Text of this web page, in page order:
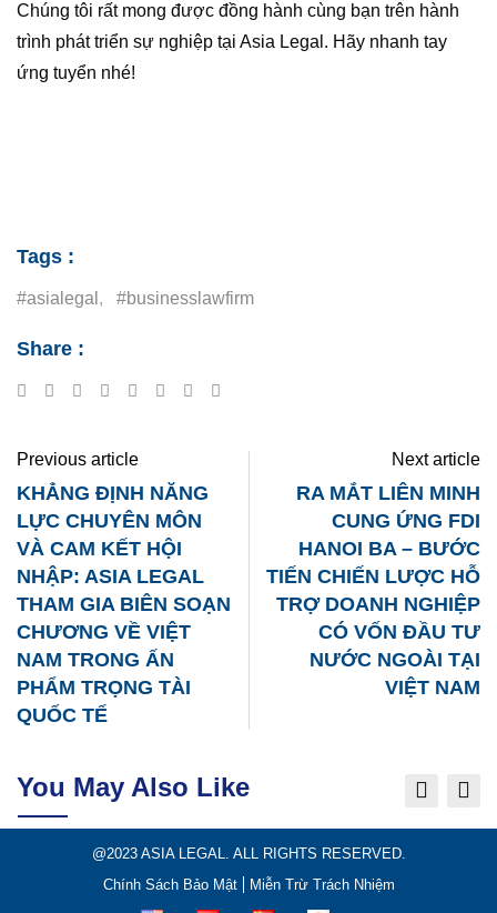
Chúng tôi rất mong được đồng hành cùng bạn trên hành
trình phát triển sự nghiệp tại Asia Legal. Hãy nhanh tay
ứng tuyển nhé!
Tags :
#asialegal , #businesslawfirm
Share :
Google+LinkedInTumblrRedditShare
Previous article
KHẲNG ĐỊNH NĂNG
LỰC CHUYÊN MÔN
VÀ CAM KẾT HỘI
NHẬP: ASIA LEGAL
THAM GIA BIÊN SOẠN
CHƯƠNG VỀ VIỆT
NAM TRONG ẤN
PHẨM TRỌNG TÀI
QUỐC TẾ
Next article
RA MẮT LIÊN MINH
CUNG ỨNG FDI
HANOI BA – BƯỚC
TIẾN CHIẾN LƯỢC HỖ
TRỢ DOANH NGHIỆP
CÓ VỐN ĐẦU TƯ
NƯỚC NGOÀI TẠI
VIỆT NAM
You May Also Like
@2023 ASIA LEGAL. ALL RIGHTS RESERVED.
Chính Sách Bảo Mật
Miễn Trừ Trách Nhiệm